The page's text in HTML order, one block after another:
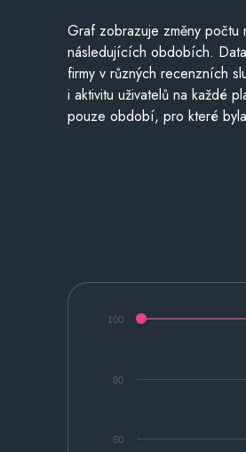
Graf zobrazuje změny
následujících obdobích.
firmy v různých recenzních
i aktivitu uživatelů na každé
pouze období, pro které
60
80
100